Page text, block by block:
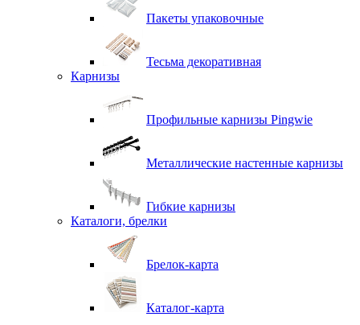
Пакеты упаковочные
Тесьма декоративная
Карнизы
Профильные карнизы Pingwie
Металлические настенные карнизы
Гибкие карнизы
Каталоги, брелки
Брелок-карта
Каталог-карта